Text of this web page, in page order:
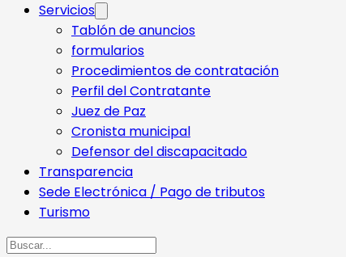
Servicios
Tablón de anuncios
formularios
Procedimientos de contratación
Perfil del Contratante
Juez de Paz
Cronista municipal
Defensor del discapacitado
Transparencia
Sede Electrónica / Pago de tributos
Turismo
Buscar